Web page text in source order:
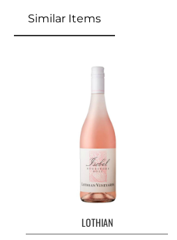
Similar Items
LOTHIAN